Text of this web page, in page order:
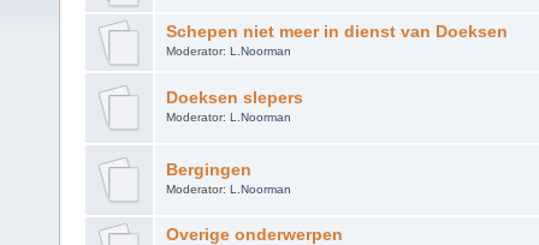
Schepen niet meer in dienst van Doeksen
Moderator: L.Noorman
Doeksen slepers
Moderator: L.Noorman
Bergingen
Moderator: L.Noorman
Overige onderwerpen